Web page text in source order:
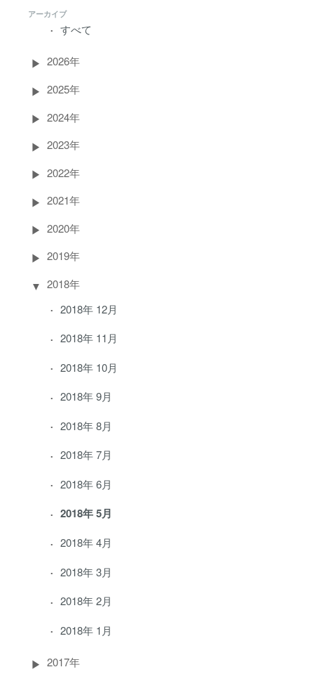
アーカイブ
すべて
2026年
2025年
2024年
2023年
2022年
2021年
2020年
2019年
2018年
2018年 12月
2018年 11月
2018年 10月
2018年 9月
2018年 8月
2018年 7月
2018年 6月
2018年 5月
2018年 4月
2018年 3月
2018年 2月
2018年 1月
2017年